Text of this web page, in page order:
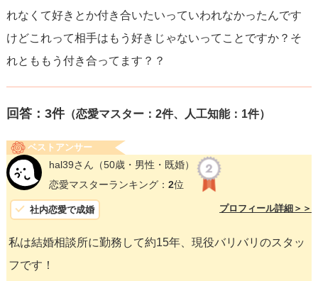
れなくて好きとか付き合いたいっていわれなかったんです
けどこれって相手はもう好きじゃないってことですか？そ
れとももう付き合ってます？？
回答： 3件（恋愛マスター：2件、人工知能：1件）
ベストアンサー
hal39さん （50歳・男性・既婚）
恋愛マスターランキング： 2位
社内恋愛で成婚 プロフィール詳細＞＞
私は結婚相談所に勤務して約15年、現役バリバリのスタッ
フです！